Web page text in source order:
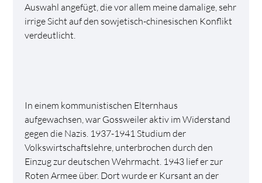
Auswahl angefügt, die vor allem meine damalige, sehr
irrige Sicht auf den sowjetisch-chinesischen Konflikt
verdeutlicht.
In einem kommunistischen Elternhaus
aufgewachsen, war Gossweiler aktiv im Widerstand
gegen die Nazis. 1937-1941 Studium der
Volkswirtschaftslehre, unterbrochen durch den
Einzug zur deutschen Wehrmacht. 1943 lief er zur
Roten Armee über. Dort wurde er Kursant an der